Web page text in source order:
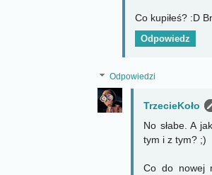
Co kupiłeś? :D
Odpowiedz
Odpowiedzi
TrzecieKoło
No słabe. A
tym i z tym? ;)
Co do nowej